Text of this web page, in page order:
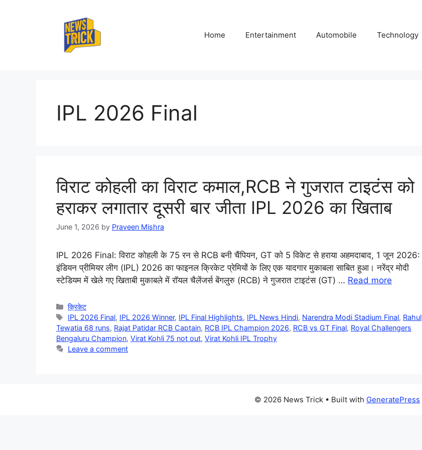
Home Entertainment Automobile Technology
IPL 2026 Final
विराट कोहली का विराट कमाल,RCB ने गुजरात टाइटंस को
हराकर लगातार दूसरी बार जीता IPL 2026 का खिताब
June 1, 2026 by Praveen Mishra
IPL 2026 Final: विराट कोहली के 75 रन से RCB बनी चैंपियन, GT को 5 विकेट से हराया अहमदाबाद, 1 जून 2026:
इंडियन प्रीमियर लीग (IPL) 2026 का फाइनल क्रिकेट प्रेमियों के लिए एक यादगार मुकाबला साबित हुआ। नरेंद्र मोदी
स्टेडियम में खेले गए खिताबी मुकाबले में रॉयल चैलेंजर्स बेंगलुरु (RCB) ने गुजरात टाइटंस (GT) … Read more
Categories
क्रिकेट
Tags
IPL 2026 Final, IPL 2026 Winner, IPL Final Highlights, IPL News Hindi, Narendra Modi Stadium Final, Rahul
Tewatia 68 runs, Rajat Patidar RCB Captain, RCB IPL Champion 2026, RCB vs GT Final, Royal Challengers
Bengaluru Champion, Virat Kohli 75 not out, Virat Kohli IPL Trophy
Leave a comment
© 2026 News Trick • Built with GeneratePress